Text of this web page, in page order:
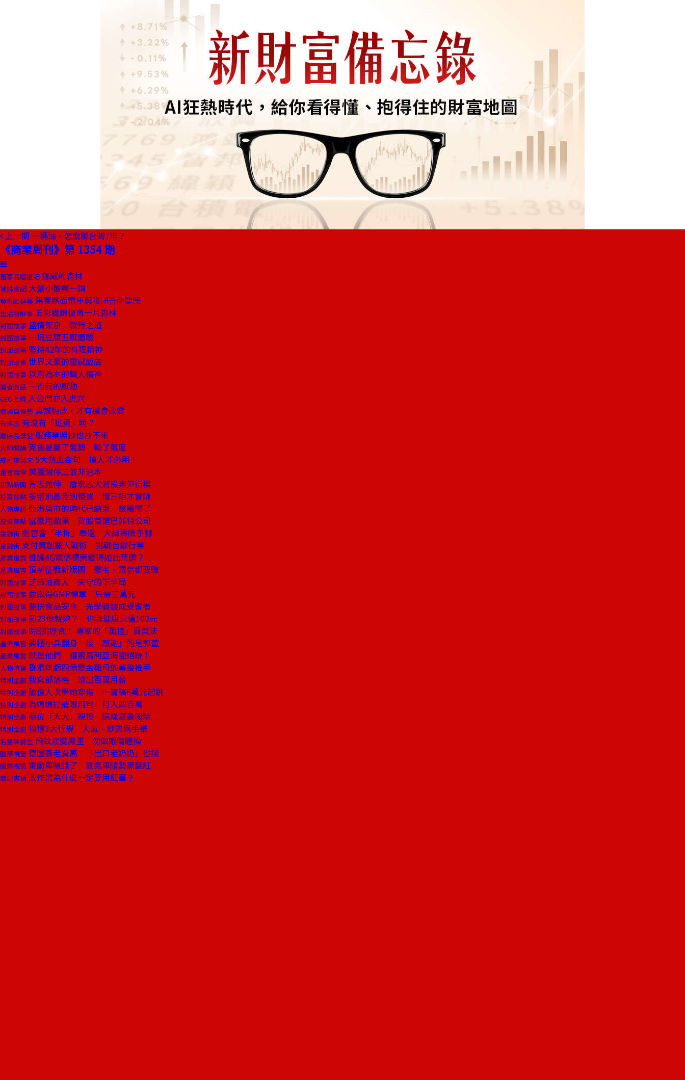
上一期 一桶油，怎麼騙台灣7年？
《商業周刊》第 1354 期
董事長嬉遊記 挪威的森林
饕姊食記 大蟹小蟹集一鍋
發現酷建築 馬賽路面電車與隈研吾新建築
生活新鮮事 五彩織錦復育一片森林
封面故事 盛情東京 款待之道
封面故事 一塊豆腐五感體驗
封面故事 堅持42年的料理精神
封面故事 世界文豪的靈感飯店
封面故事 以用為本的職人精神
編者的話 一百元的感動
CEO上線 入公門亦入虎穴
商場自慢塾 真誠悔改，才有機會改變
去梯言 有沒有「班勇」啊？
戴店長學堂 服務業照抄也抄不來
大師開講 克魯曼贏了氣勢 輸了氣度
戒掉爛英文 5大熱血金句 搶人才必用！
童言識李 美麗灣停工並非治本
焦點新聞 有志難伸 詹宏志大將投奔尹衍樑
投資焦點 多幣別基金別傻買 懂三招才會賺
人物專訪 亞洲房市的時代已結束 該離開了
投資焦點 富豪甩蘋果 買股首選巴菲特公司
金融街 金管會「半折」奉還 大綁壽險手腳
金融街 支付寶創獵人戰術 挑戰台銀行業
產業風雲 誰讓4G電信標案變得如此荒唐？
產業風雲 頂新征戰新版圖 豪宅、電信都要賺
封面故事 芝麻油商人 失守的下半局
封面故事 要取得GMP標章 只需三萬元
封面故事 要拚食品安全 先學假裝成受害者
封面故事 罰23億就夠？ 你我健康只值100元
封面故事 8招挑好食！ 專家的「風控」買菜法
產業風雲 興櫃小兵翻身 最「感謝」的是郭董
產業風雲 就是他們 讓索馬利亞海盜絕跡！
人物特寫 群電年虧四億變金雞母的幕後推手
特別企劃 我寫部落格 滾出百萬月薪
特別企劃 破億人次學她穿搭 一篇稿6萬元起跳
特別企劃 為媽媽打造專用包 月入四百萬
特別企劃 兩位「大大」親授 這樣寫最吸睛
特別企劃 搞懂3大行規 人氣、鈔票兩手賺
名醫談養生 飛蚊症變嚴重 勿做眼睛體操
國際視窗 德國養老費高 「出口老奶奶」省錢
國際視窗 電動車賺錢了 氫氣車順勢黑翻紅
商周書摘 改作業為什麼一定要用紅筆？